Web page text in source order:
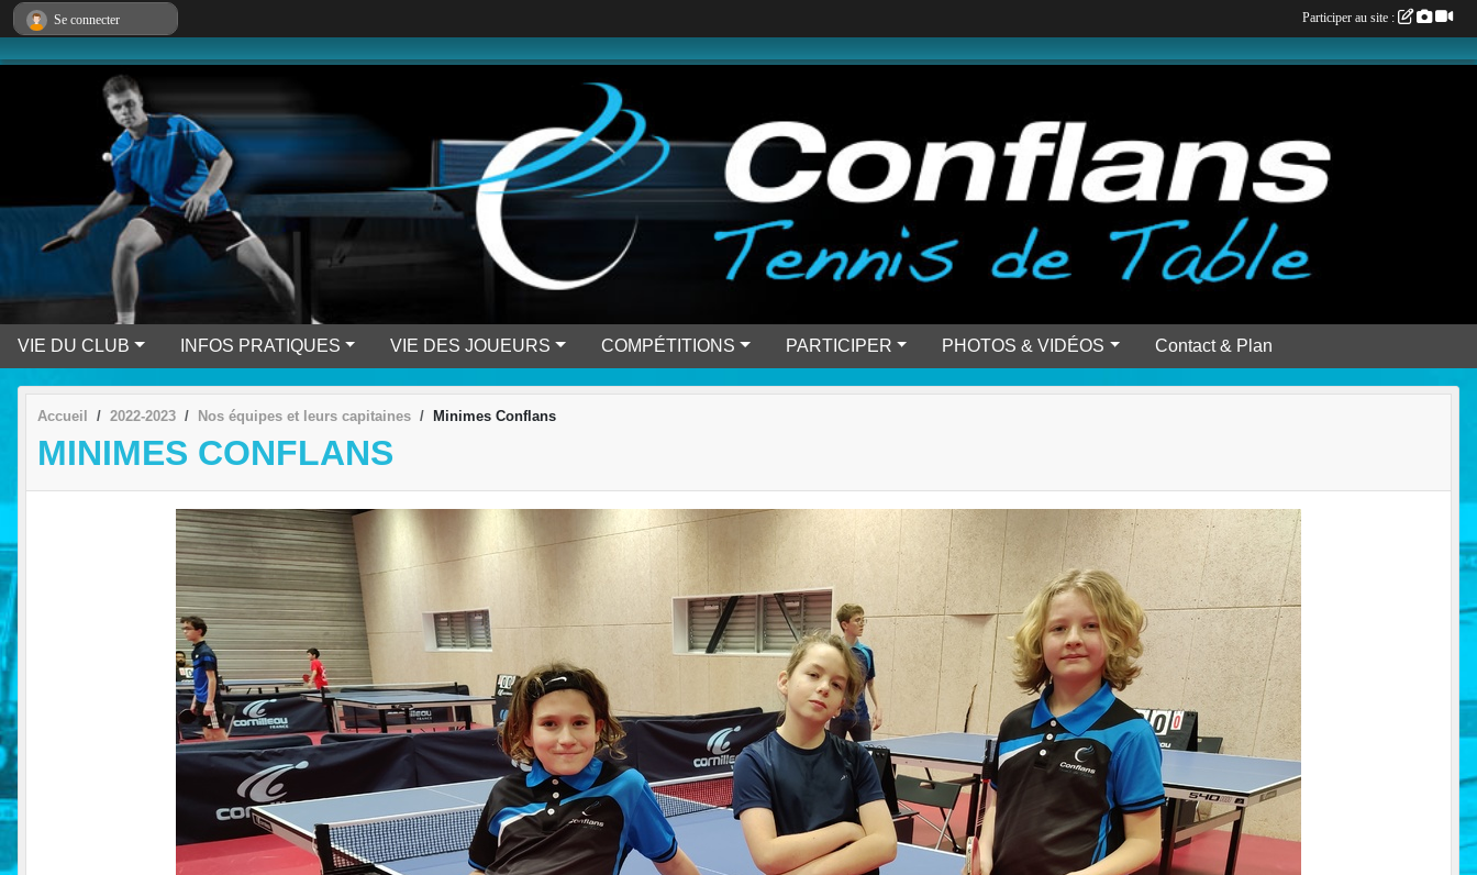
VIE DU CLUB INFOS PRATIQUES VIE DES JOUEURS COMPÉTITIONS PARTICIPER PHOTOS & VIDÉOS Contact & Plan
Accueil 2022-2023 Nos équipes et leurs capitaines Minimes Conflans
MINIMES CONFLANS
Se connecter Participer au site :
Panneau de gestion des cookies